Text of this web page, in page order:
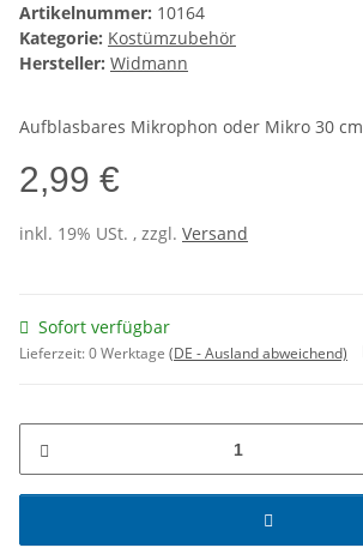
Artikelnummer: 10164
Kategorie: Kostümzubehör
Hersteller: Widmann
Aufblasbares Mikrophon oder Mikro 30 cm
2,99 €
inkl. 19% USt. , zzgl. Versand
Sofort verfügbar
Lieferzeit:0 Werktage (DE - Ausland abweichend)